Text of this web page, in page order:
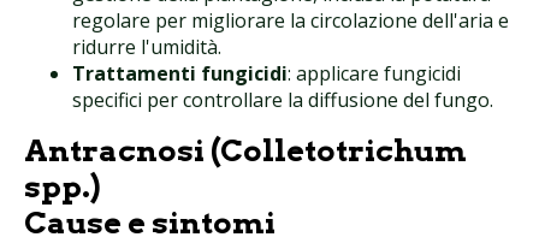
regolare per migliorare la circolazione dell'aria e
ridurre l'umidità.
Trattamenti fungicidi: applicare fungicidi
specifici per controllare la diffusione del fungo.
Antracnosi (Colletotrichum
spp.)
Cause e sintomi